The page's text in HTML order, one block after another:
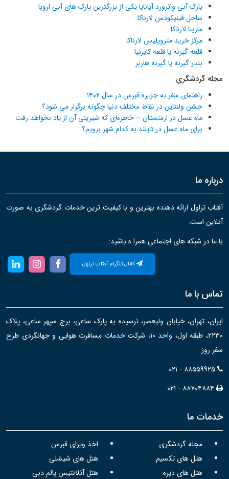
پارک آبی واترورد آیاناپا یکی از بزرگترین پارک های آبی اروپا
ساحل فینیکودس لارناکا
مارینا لارناکا
مرکز خرید متروپلیس لارناکا
قلعه گیرنه یا قلعه کایرنیا
بندر گیرنه یا گیرنه هاربر
مجله گردشگری
راهنمای سفر به جزیره قبرس در سال ۱۴۰۲
جشن ولنتاین در نقاط مختلف دنیا چگونه برگزار می شود؟
ماه عسل در ارمنستان – خاطره‌ای که شیرینی آن از یاد نخواهد رفت
برای ماه عسل در تایلند به کدام شهر برویم؟
درباره ما
آفتاب تراول ارائه دهنده بهترین و با کیفیت ترین خدمات گردشگری به صورت
آنلاین است.
با ما در شبکه های اجتماعی همرا ه باشید:
کانال تلگرام آفتاب تراول
تماس با ما
ایران، تهران، خیابان ولیعصر، نرسیده به پارک ساعی، برج سپهر ساعی، پلاک
۲۲۳۰، طبقه اول، واحد ۱۰، شرکت خدمات مسافرت هوایی و جهانگردی طرح
سفر روز
۰۲۱ - ۸۸۵۵۹۹۲۵
۰۲۱ - ۸۸۷۰۴۸۸۴
خدمات ما
مجله گردشگری
اخذ ویزای قبرس
هتل های تکسیم
هتل های شیشلی
هتل های دیره
هتل آتلانتیس پالم دبی